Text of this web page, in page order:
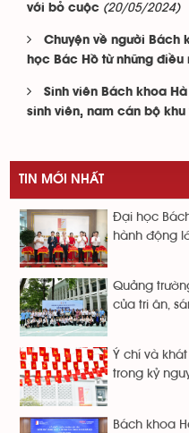
với bỏ cuộc (20/05/2024)
Chuyện về người Bách
học Bác Hồ từ những điều
Sinh viên Bách khoa
sinh viên, nam cán bộ khu
TIN MỚI NHẤT
Đại học
hành động
Quảng
của tri ân,
Ý chí và
trong kỷ
Bách khoa